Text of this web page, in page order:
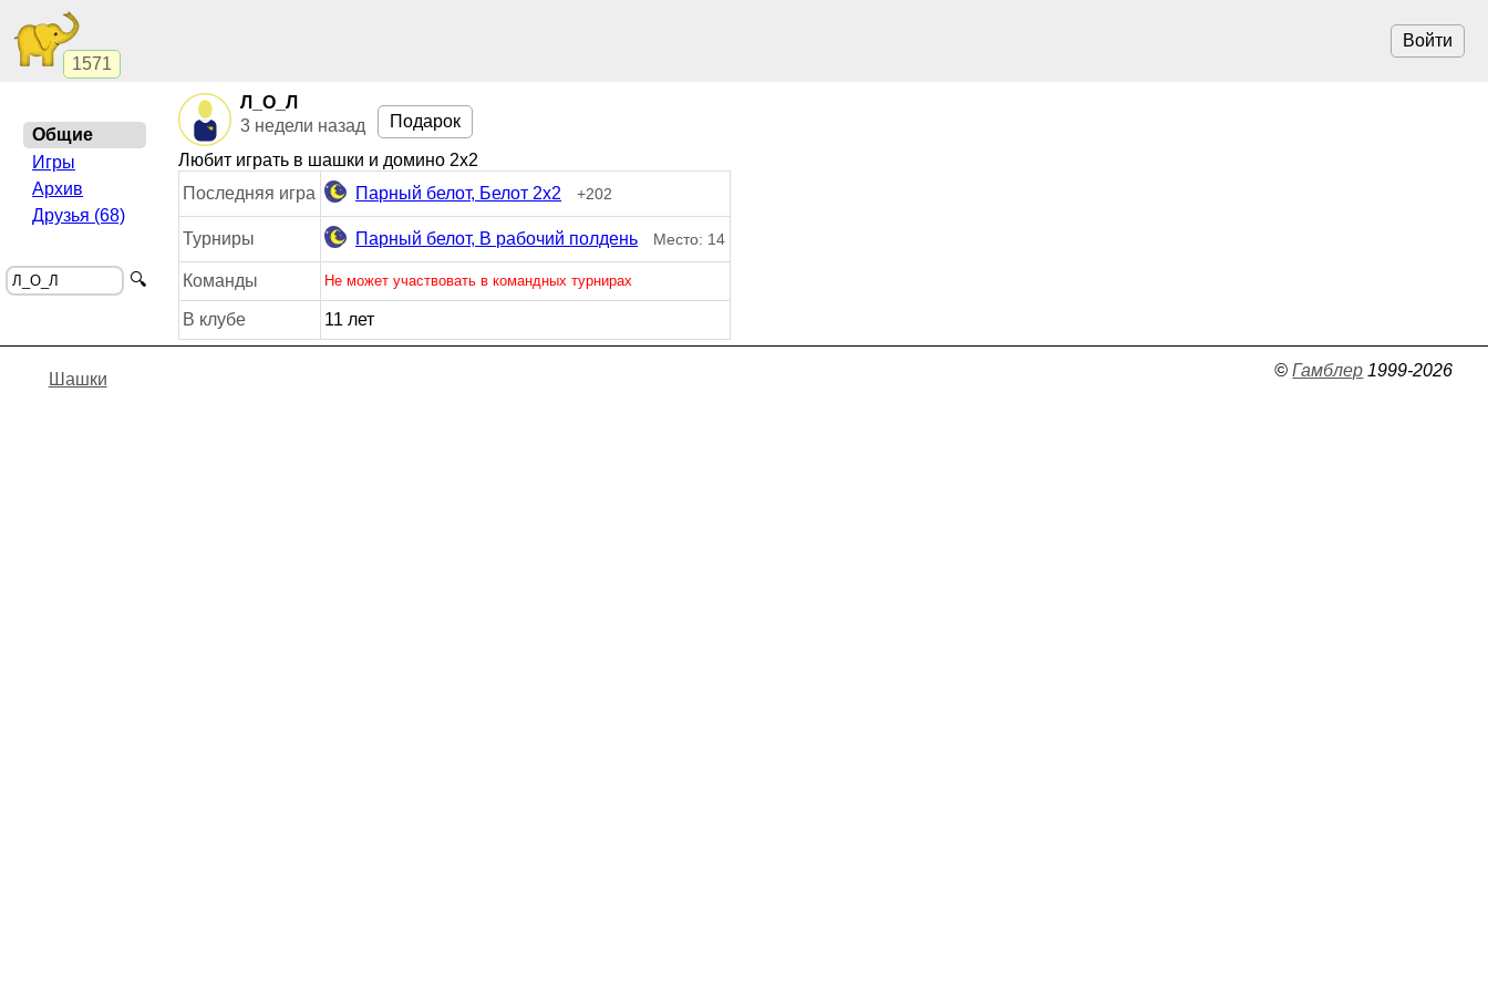
1571
Войти
Л_О_Л
3 недели назад
Подарок
Любит играть в шашки и домино 2x2
Последняя игра
Парный белот, Белот 2x2 +202
Турниры Парный белот, В рабочий полдень Место: 14
Команды Не может участвовать в командных турнирах
В клубе 11 лет
Общие
Игры
Архив
Друзья (68)
🔍
Шашки ©Гамблер 1999-2026